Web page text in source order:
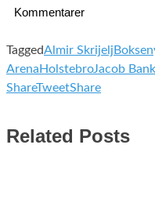
Kommentarer
TaggedAlmir Skrijelj
Arena HolstebroJacob Bank
ShareTweetShare
Related Posts